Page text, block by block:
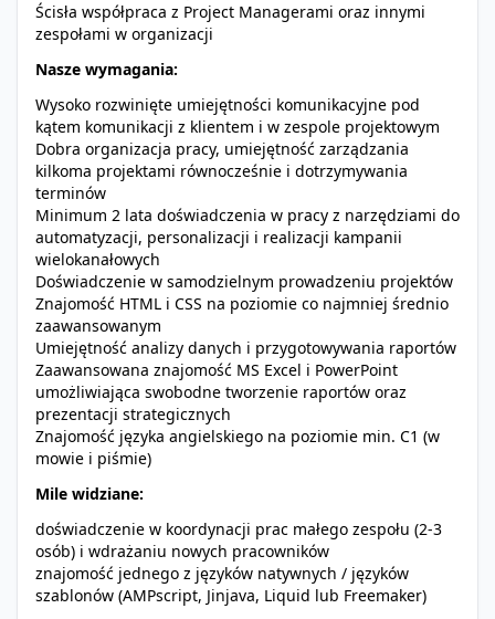
Ścisła współpraca z Project Managerami oraz innymi
zespołami w organizacji
Nasze wymagania:
Wysoko rozwinięte umiejętności komunikacyjne pod
kątem komunikacji z klientem i w zespole projektowym
Dobra organizacja pracy, umiejętność zarządzania
kilkoma projektami równocześnie i dotrzymywania
terminów
Minimum 2 lata doświadczenia w pracy z narzędziami do
automatyzacji, personalizacji i realizacji kampanii
wielokanałowych
Doświadczenie w samodzielnym prowadzeniu projektów
Znajomość HTML i CSS na poziomie co najmniej średnio
zaawansowanym
Umiejętność analizy danych i przygotowywania raportów
Zaawansowana znajomość MS Excel i PowerPoint
umożliwiająca swobodne tworzenie raportów oraz
prezentacji strategicznych
Znajomość języka angielskiego na poziomie min. C1 (w
mowie i piśmie)
Mile widziane:
doświadczenie w koordynacji prac małego zespołu (2-3
osób) i wdrażaniu nowych pracowników
znajomość jednego z języków natywnych / języków
szablonów (AMPscript, Jinjava, Liquid lub Freemaker)